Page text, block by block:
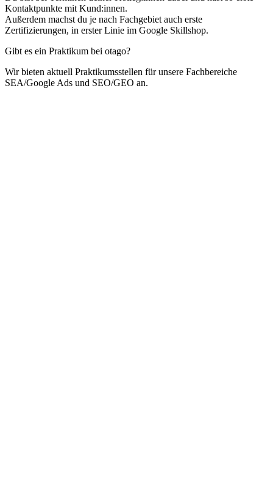
Kontaktpunkte mit Kund:innen.
Außerdem machst du je nach Fachgebiet auch erste
Zertifizierungen, in erster Linie im Google Skillshop.
Gibt es ein Praktikum bei otago?
Wir bieten aktuell Praktikumsstellen für unsere Fachbereiche
SEA/Google Ads und SEO/GEO an.